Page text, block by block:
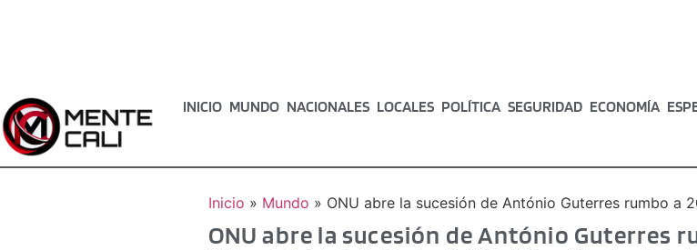
INICIO MUNDO NACIONALES LOCALES POLÍTICA SEGURIDAD ECONOMÍA
Inicio » Mundo » ONU abre la sucesión de António Guterres rumbo a
ONU abre la sucesión de António Guterres